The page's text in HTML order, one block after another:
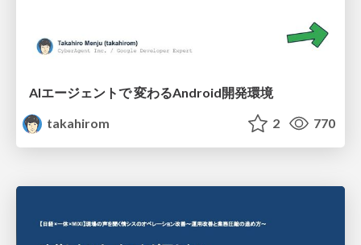
AIエージェントで 変わるAndroid開発環境
takahirom
2 770